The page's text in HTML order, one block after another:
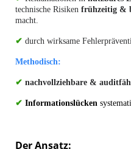
technische Risiken frühzeitig &
macht.
✔ durch wirksame
Methodisch:
✔ nachvollziehbare &
✔ Informationslücken
Der Ansatz: